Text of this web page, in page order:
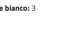
bianco: 3